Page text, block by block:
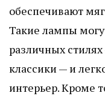
обеспечивают
Такие лампы
различных
классики — и
интерьер. Кроме